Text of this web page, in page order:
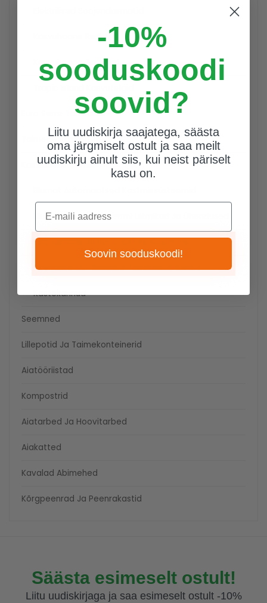
Kasvuhoone Riiulid
Kasvuhoone Tarvikud
Euro Serre Talveaiad
Taimede Kasvatamine
Kastmissüsteemid
Blumat Kastmissüsteemi Liitmikud Ja Ühendused
Toataimede Ja Rõdukastide Kastmine
Peenarde Ja Põõsaste Kastmissüsteemid
Kastekannud
Seemned
Lillepotid Ja Taimekonteinerid
Aiatööriistad
Kompostrid
Aiatarbed Ja Hoovitarbed
Aiakatted
Kavalad Abimehed
Kõrgpeenrad Ja Peenrakastid
Säästa esimeselt ostult!
Liitu uudiskirjaga ja saa esimeselt ostult -10%
-10%
sooduskoodi
soovid?
Liitu uudiskirja saajatega, säästa
oma järgmiselt ostult ja saa meilt
uudiskirju ainult siis, kui neist päriselt
kasu on.
E-maili aadress
Soovin sooduskoodi!